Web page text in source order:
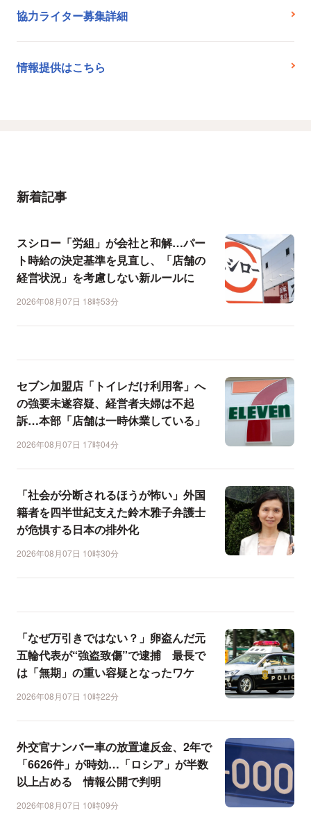
協力ライター募集詳細
情報提供はこちら
新着記事
スシロー「労組」が会社と和解…パー
ト時給の決定基準を見直し、「店舗の
経営状況」を考慮しない新ルールに
2026年08月07日 18時53分
セブン加盟店「トイレだけ利用客」へ
の強要未遂容疑、経営者夫婦は不起
訴…本部「店舗は一時休業している」
2026年08月07日 17時04分
「社会が分断されるほうが怖い」外国
籍者を四半世紀支えた鈴木雅子弁護士
が危惧する日本の排外化
2026年08月07日 10時30分
「なぜ万引きではない？」卵盗んだ元
五輪代表が“強盗致傷”で逮捕 最長で
は「無期」の重い容疑となったワケ
2026年08月07日 10時22分
外交官ナンバー車の放置違反金、2年で
「6626件」が時効…「ロシア」が半数
以上占める 情報公開で判明
2026年08月07日 10時09分